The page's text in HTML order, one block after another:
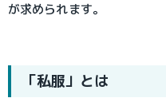
が求められます。
「私服」とは